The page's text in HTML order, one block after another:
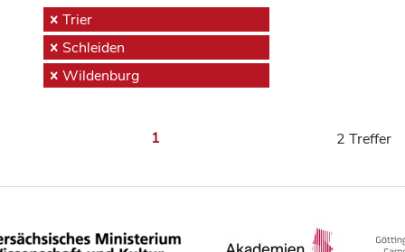
Trier
Schleiden
Wildenburg
1 2 Treffer